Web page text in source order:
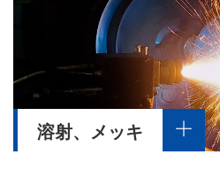
溶射、メッキ